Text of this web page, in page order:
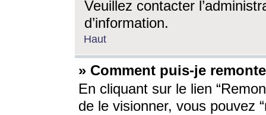
Veuillez contacter
d’information.
Haut
» Comment puis-je
En cliquant sur le lien
de le visionner, vous pouvez